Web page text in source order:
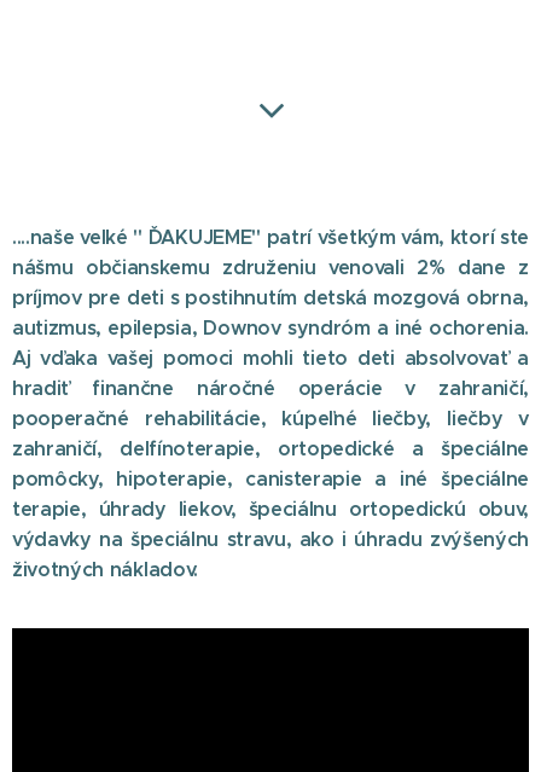
....naše veľké " ĎAKUJEME" patrí všetkým vám, ktorí ste
nášmu občianskemu združeniu venovali 2% dane z
príjmov pre deti s postihnutím detská mozgová obrna,
autizmus, epilepsia, Downov syndróm a iné ochorenia.
Aj vďaka vašej pomoci mohli tieto deti absolvovať a
hradiť finančne náročné operácie v zahraničí,
pooperačné rehabilitácie, kúpeľné liečby, liečby v
zahraničí, delfínoterapie, ortopedické a špeciálne
pomôcky, hipoterapie, canisterapie a iné špeciálne
terapie, úhrady liekov, špeciálnu ortopedickú obuv,
výdavky na špeciálnu stravu, ako i úhradu zvýšených
životných nákladov.